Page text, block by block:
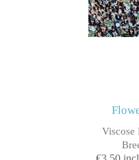
Viscose